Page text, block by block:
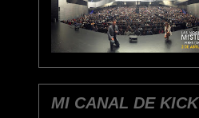
MI CANAL DE KICK